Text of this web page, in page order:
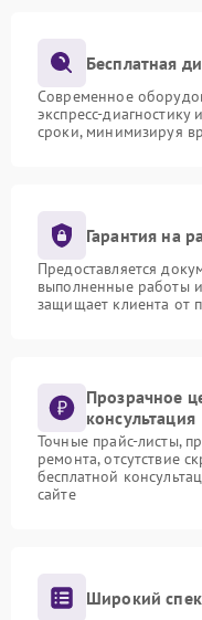
Бесплатная
Современное
экспресс-
сроки, минимизируя
Гарантия на
Предоставляется
выполненные работы
защищает клиента от
Прозрачное
консультация
Точные прайс-листы,
ремонта, отсутствие
бесплатной
сайте
Широкий